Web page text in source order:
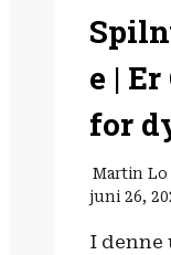
e | Er
for
Martin Lo
juni 26,
I denne